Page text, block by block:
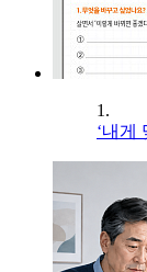
1.
‘내게